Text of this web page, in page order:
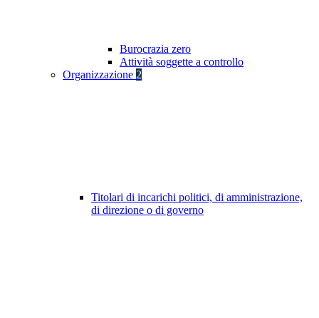
Burocrazia zero
Attività soggette a controllo
Organizzazione 2
Titolari di incarichi politici, di amministrazione,
di direzione o di governo